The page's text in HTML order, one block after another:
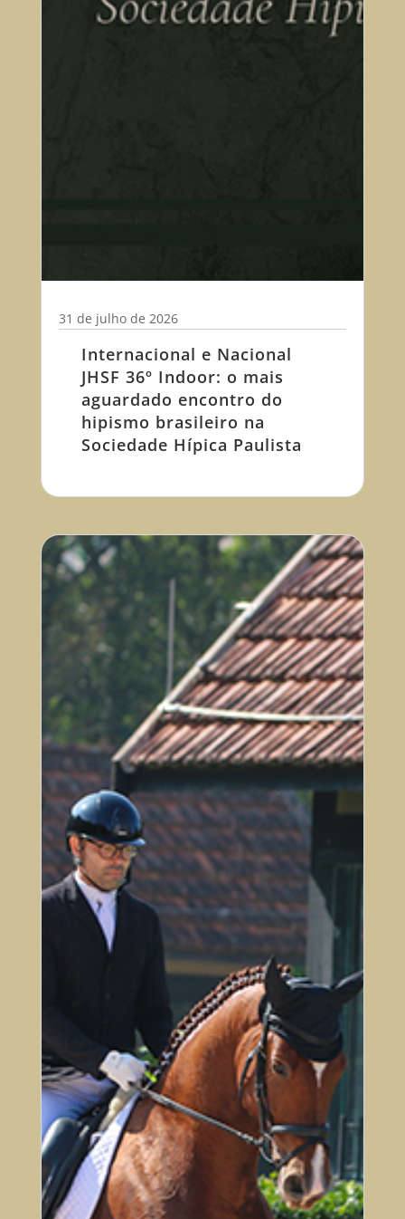
Internacional e Nacional
JHSF 36º Indoor: o mais
aguardado encontro do
hipismo brasileiro na
Sociedade Hípica Paulista
31 de julho de 2026